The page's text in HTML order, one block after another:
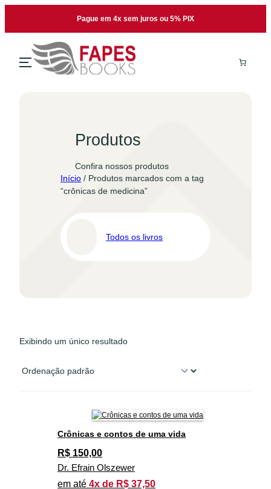
o
conteúdo
Pague em 4x sem juros ou 5% PIX
Produtos
Confira nossos produtos
Início / Produtos marcados com a tag
“crônicas de medicina”
Todos os livros
Exibindo um único resultado
Crônicas e contos de uma vida
R$ 150,00
Dr. Efrain Olszewer
em até 4x de R$ 37,50